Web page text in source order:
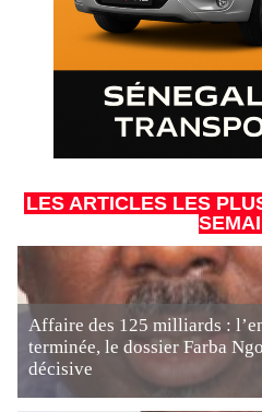
LES ARTICLES LES
Affaire des 125 milliards :
terminée, le dossier Farba
décisive